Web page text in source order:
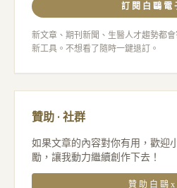
訂閱白鷗電
新文章、期刊新聞、生醫人才趨勢都
新工具。不想看了隨時一鍵退訂。
贊助 · 社群
如果文章的內容對你有用，歡迎
勵，讓我動力繼續創作下去！
贊助白鷗x